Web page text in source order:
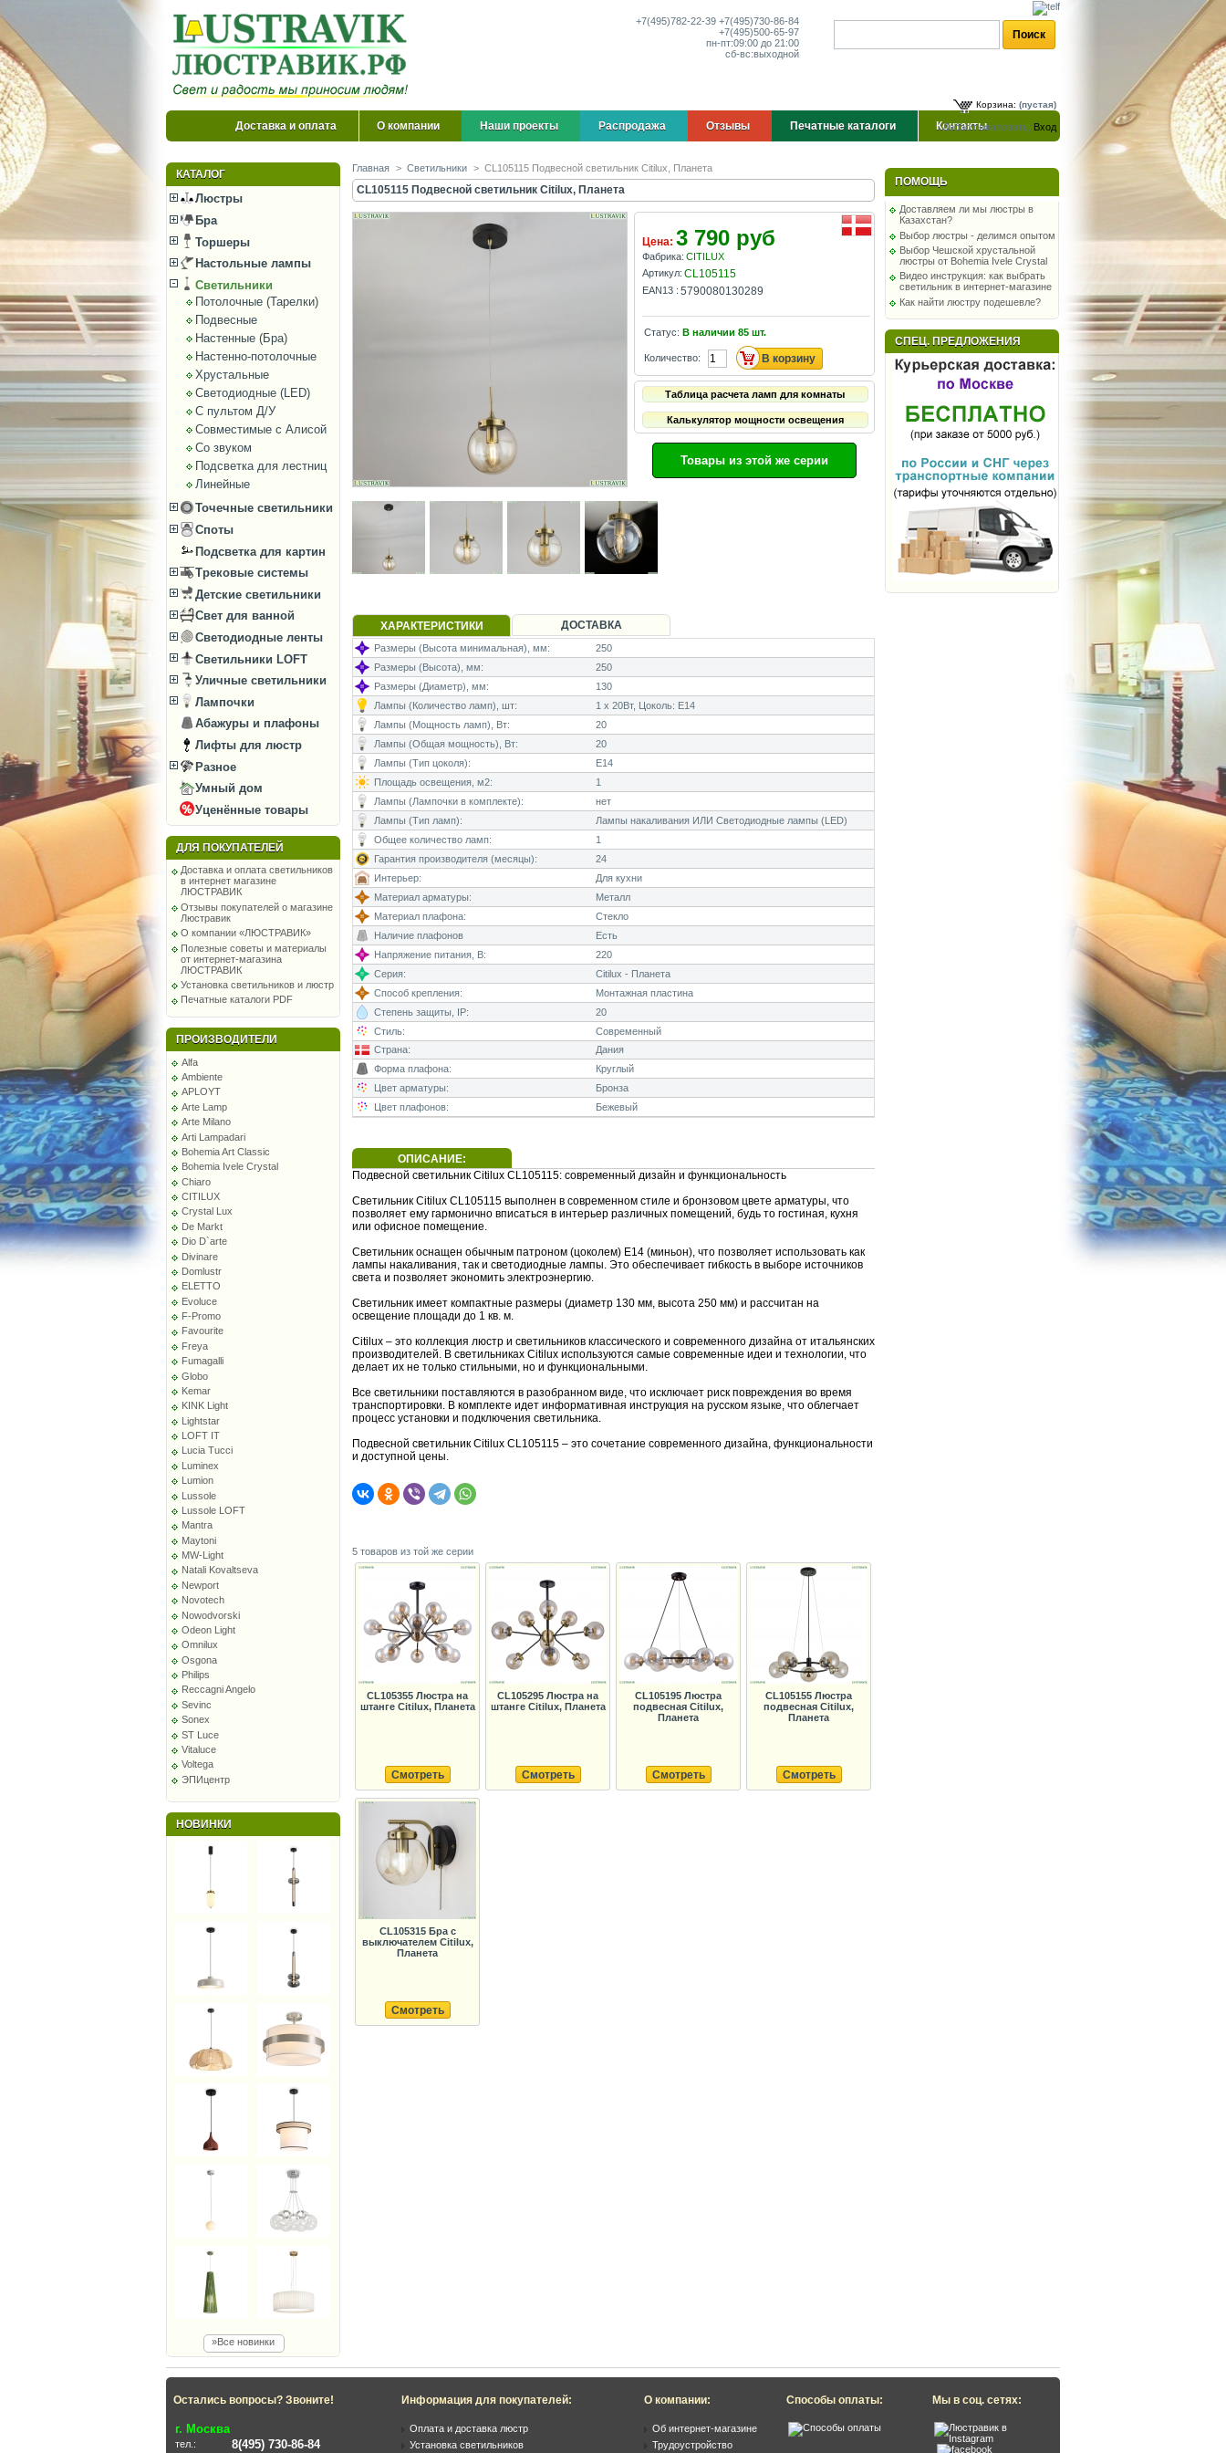
+7(495)782-22-39 +7(495)730-86-84
+7(495)500-65-97
пн-пт:09:00 до 21:00
сб-вс:выходной
Корзина: (пустая)
Добро пожаловать, Вход
Доставка и оплата О компании Наши проекты Распродажа Отзывы Печатные каталоги Контакты
КАТАЛОГ
Люстры
Бра
Торшеры
Настольные лампы
Светильники
Потолочные (Тарелки)
Подвесные
Настенные (Бра)
Настенно-потолочные
Хрустальные
Светодиодные (LED)
С пультом Д/У
Совместимые с Алисой
Со звуком
Подсветка для лестниц
Линейные
Точечные светильники
Споты
Подсветка для картин
Трековые системы
Детские светильники
Свет для ванной
Светодиодные ленты
Светильники LOFT
Уличные светильники
Лампочки
Абажуры и плафоны
Лифты для люстр
Разное
Умный дом
Уценённые товары
ДЛЯ ПОКУПАТЕЛЕЙ
Доставка и оплата светильников
в интернет магазине
ЛЮСТРАВИК
Отзывы покупателей о магазине
Люстравик
О компании «ЛЮСТРАВИК»
Полезные советы и материалы
от интернет-магазина
ЛЮСТРАВИК
Установка светильников и люстр
Печатные каталоги PDF
ПРОИЗВОДИТЕЛИ
Alfa
Ambiente
APLOYT
Arte Lamp
Arte Milano
Arti Lampadari
Bohemia Art Classic
Bohemia Ivele Crystal
Chiaro
CITILUX
Crystal Lux
De Markt
Dio D`arte
Divinare
Domlustr
ELETTO
Evoluce
F-Promo
Favourite
Freya
Fumagalli
Globo
Kemar
KINK Light
Lightstar
LOFT IT
Lucia Tucci
Luminex
Lumion
Lussole
Lussole LOFT
Mantra
Maytoni
MW-Light
Natali Kovaltseva
Newport
Novotech
Nowodvorski
Odeon Light
Omnilux
Osgona
Philips
Reccagni Angelo
Sevinc
Sonex
ST Luce
Vitaluce
Voltega
ЭПИцентр
НОВИНКИ
»Все новинки
Главная > Светильники > CL105115 Подвесной светильник Citilux, Планета
CL105115 Подвесной светильник Citilux, Планета
Цена: 3 790 руб
Фабрика: CITILUX
Артикул: CL105115
EAN13 : 5790080130289
Статус: В наличии 85 шт.
Количество:
Таблица расчета ламп для комнаты
Калькулятор мощности освещения
Товары из этой же серии
ХАРАКТЕРИСТИКИ ДОСТАВКА
Размеры (Высота минимальная), мм:
250
Размеры (Высота), мм:
250
Размеры (Диаметр), мм:
130
Лампы (Количество ламп), шт:
1 x 20Вт, Цоколь: E14
Лампы (Мощность ламп), Вт:
20
Лампы (Общая мощность), Вт:
20
Лампы (Тип цоколя):
E14
Площадь освещения, м2:
1
Лампы (Лампочки в комплекте):
нет
Лампы (Тип ламп):
Лампы накаливания ИЛИ Светодиодные лампы (LED)
Общее количество ламп:
1
Гарантия производителя (месяцы):
24
Интерьер:
Для кухни
Материал арматуры:
Металл
Материал плафона:
Стекло
Наличие плафонов
Есть
Напряжение питания, В:
220
Серия:
Citilux - Планета
Способ крепления:
Монтажная пластина
Степень защиты, IP:
20
Стиль:
Современный
Страна:
Дания
Форма плафона:
Круглый
Цвет арматуры:
Бронза
Цвет плафонов:
Бежевый
ОПИСАНИЕ:
Подвесной светильник Citilux CL105115: современный дизайн и функциональность
Светильник Citilux CL105115 выполнен в современном стиле и бронзовом цвете арматуры, что
позволяет ему гармонично вписаться в интерьер различных помещений, будь то гостиная, кухня
или офисное помещение.
Светильник оснащен обычным патроном (цоколем) E14 (миньон), что позволяет использовать как
лампы накаливания, так и светодиодные лампы. Это обеспечивает гибкость в выборе источников
света и позволяет экономить электроэнергию.
Светильник имеет компактные размеры (диаметр 130 мм, высота 250 мм) и рассчитан на
освещение площади до 1 кв. м.
Citilux – это коллекция люстр и светильников классического и современного дизайна от итальянских
производителей. В светильниках Citilux используются самые современные идеи и технологии, что
делает их не только стильными, но и функциональными.
Все светильники поставляются в разобранном виде, что исключает риск повреждения во время
транспортировки. В комплекте идет информативная инструкция на русском языке, что облегчает
процесс установки и подключения светильника.
Подвесной светильник Citilux CL105115 – это сочетание современного дизайна, функциональности
и доступной цены.
5 товаров из той же серии
CL105355 Люстра на
штанге Citilux, Планета
Смотреть
CL105295 Люстра на
штанге Citilux, Планета
Смотреть
CL105195 Люстра
подвесная Citilux,
Планета
Смотреть
CL105155 Люстра
подвесная Citilux,
Планета
Смотреть
CL105315 Бра с
выключателем Citilux,
Планета
Смотреть
ПОМОЩЬ
Доставляем ли мы люстры в
Казахстан?
Выбор люстры - делимся опытом
Выбор Чешской хрустальной
люстры от Bohemia Ivele Crystal
Видео инструкция: как выбрать
светильник в интернет-магазине
Как найти люстру подешевле?
СПЕЦ. ПРЕДЛОЖЕНИЯ
Остались вопросы? Звоните!
г. Москва
тел.: 8(495) 730-86-84
Информация для покупателей:
Оплата и доставка люстр
Установка светильников
О компании:
Об интернет-магазине
Трудоустройство
Способы оплаты: Мы в соц. сетях: